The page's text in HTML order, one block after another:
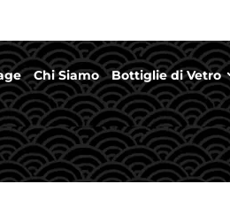
Chi Siamo Bottiglie di Vetro